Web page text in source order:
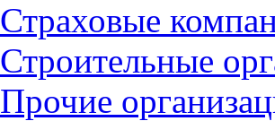
Страховые
Строительные
Прочие